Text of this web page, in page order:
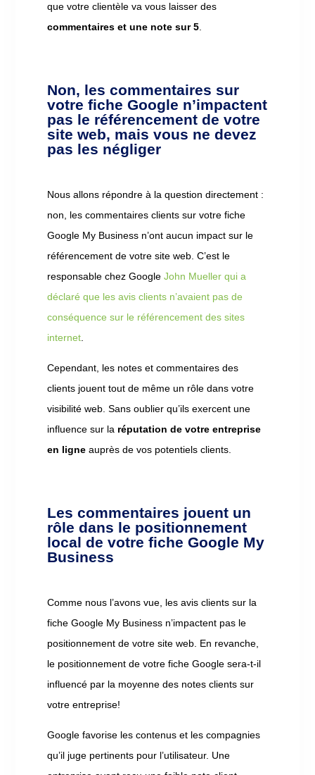
que votre clientèle va vous laisser des
commentaires et une note sur 5.
Non, les commentaires sur
votre fiche Google n’impactent
pas le référencement de votre
site web, mais vous ne devez
pas les négliger
Nous allons répondre à la question directement :
non, les commentaires clients sur votre fiche
Google My Business n’ont aucun impact sur le
référencement de votre site web. C’est le
responsable chez GoogleJohn Mueller qui a
déclaré que les avis clients n’avaient pas de
conséquence sur le référencement des sites
internet.
Cependant, les notes et commentaires des
clients jouent tout de même un rôle dans votre
visibilité web. Sans oublier qu’ils exercent une
influence sur la réputation de votre entreprise
en ligne auprès de vos potentiels clients.
Les commentaires jouent un
rôle dans le positionnement
local de votre fiche Google My
Business
Comme nous l’avons vue, les avis clients sur la
fiche Google My Business n’impactent pas le
positionnement de votre site web. En revanche,
le positionnement de votre fiche Google sera-t-il
influencé par la moyenne des notes clients sur
votre entreprise!
Google favorise les contenus et les compagnies
qu’il juge pertinents pour l’utilisateur. Une